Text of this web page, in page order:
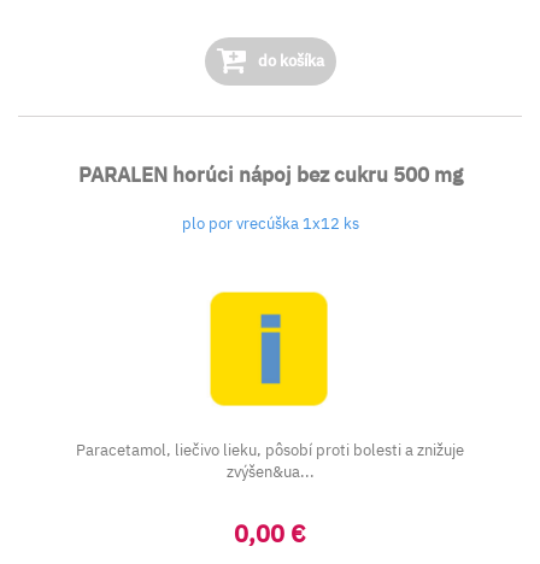
do košíka
PARALEN horúci nápoj bez cukru 500 mg
plo por vrecúška 1x12 ks
Paracetamol, liečivo lieku, pôsobí proti bolesti a znižuje
zvýšen&ua...
0,00 €